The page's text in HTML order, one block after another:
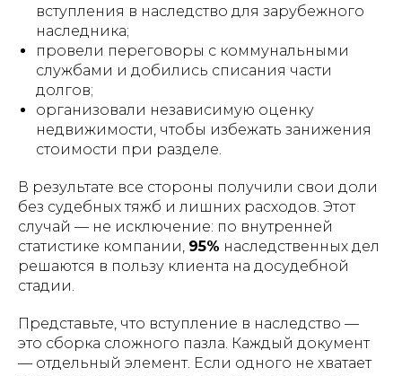
вступления в наследство для зарубежного
наследника;
провели переговоры с коммунальными
службами и добились списания части
долгов;
организовали независимую оценку
недвижимости, чтобы избежать занижения
стоимости при разделе.
В результате все стороны получили свои доли
без судебных тяжб и лишних расходов. Этот
случай — не исключение: по внутренней
статистике компании, 95% наследственных дел
решаются в пользу клиента на досудебной
стадии.
Представьте, что вступление в наследство —
это сборка сложного пазла. Каждый документ
— отдельный элемент. Если одного не хватает